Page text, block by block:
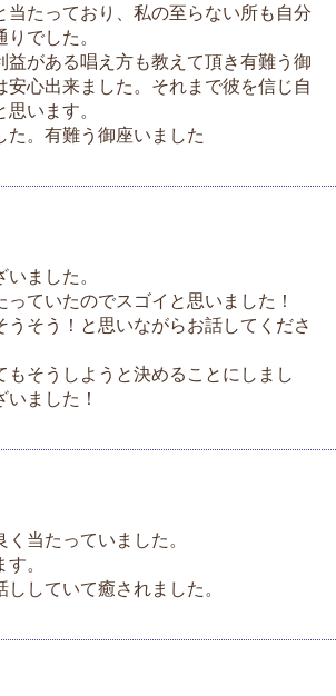
当たっており、私の至らない所も自分
でした。
益がある唱え方も教えて頂き有難う御
安心出来ました。それまで彼を信じ自
います。
た。有難う御座いました
ました。
ていたのでスゴイと思いました！
うそう！と思いながらお話してくださ
もそうしようと決めることにしまし
ました！
当たっていました。
。
していて癒されました。